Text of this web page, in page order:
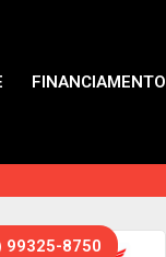
FINANCIAMENTO
99325-8750